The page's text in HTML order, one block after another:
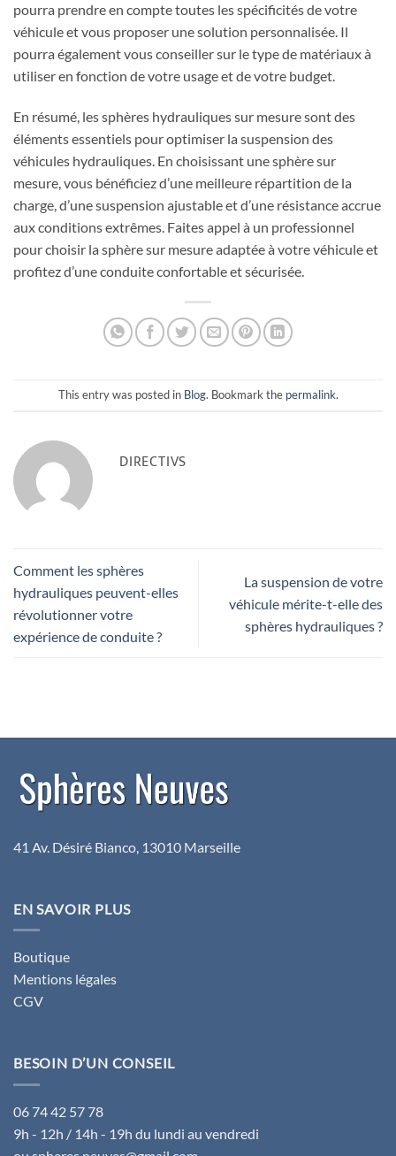
pourra prendre en compte toutes les spécificités de votre
véhicule et vous proposer une solution personnalisée. Il
pourra également vous conseiller sur le type de matériaux à
utiliser en fonction de votre usage et de votre budget.
En résumé, les sphères hydrauliques sur mesure sont des
éléments essentiels pour optimiser la suspension des
véhicules hydrauliques. En choisissant une sphère sur
mesure, vous bénéficiez d’une meilleure répartition de la
charge, d’une suspension ajustable et d’une résistance accrue
aux conditions extrêmes. Faites appel à un professionnel
pour choisir la sphère sur mesure adaptée à votre véhicule et
profitez d’une conduite confortable et sécurisée.
This entry was posted in Blog. Bookmark the permalink.
DIRECTIVS
Comment les sphères
hydrauliques peuvent-elles
révolutionner votre
expérience de conduite ?
La suspension de votre
véhicule mérite-t-elle des
sphères hydrauliques ?
41 Av. Désiré Bianco, 13010 Marseille
EN SAVOIR PLUS
Boutique
Mentions légales
CGV
BESOIN D’UN CONSEIL
06 74 42 57 78
9h - 12h / 14h - 19h du lundi au vendredi